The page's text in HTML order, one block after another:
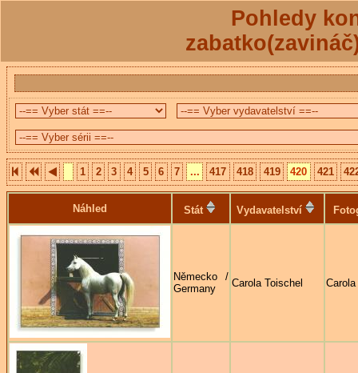
Pohledy
1 2 3 4 5 6 7 ... 417 418 419 420 421
Náhled Stát Vydavatelství
Německo /
Germany
Carola Toischel